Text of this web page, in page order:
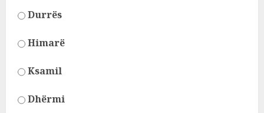
Durrës
Himarë
Ksamil
Dhërmi